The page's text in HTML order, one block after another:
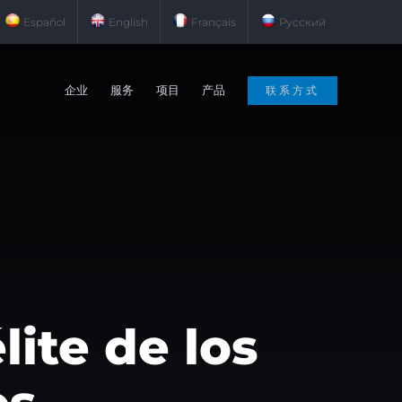
Español English Français Русский
企业 服务 项目 产品 联系方式
de los